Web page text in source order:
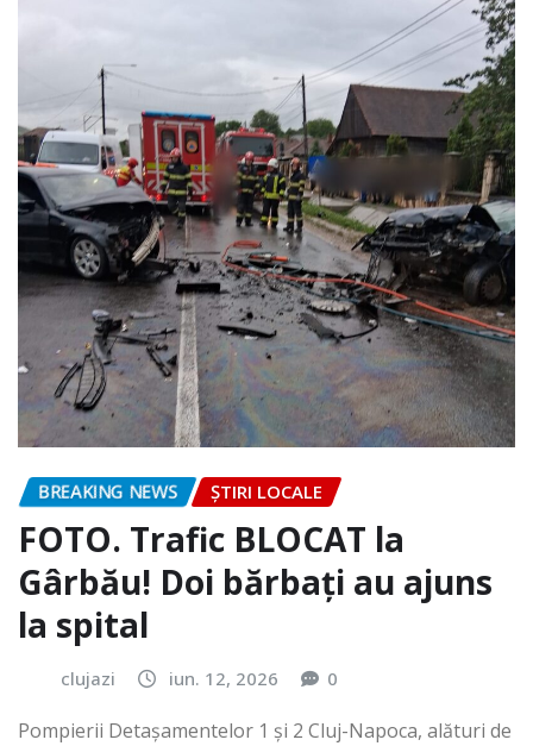
BREAKING NEWS ȘTIRI LOCALE
FOTO. Trafic BLOCAT la
Gârbău! Doi bărbați au ajuns
la spital
clujazi iun. 12, 2026 0
Pompierii Detașamentelor 1 și 2 Cluj-Napoca, alături de